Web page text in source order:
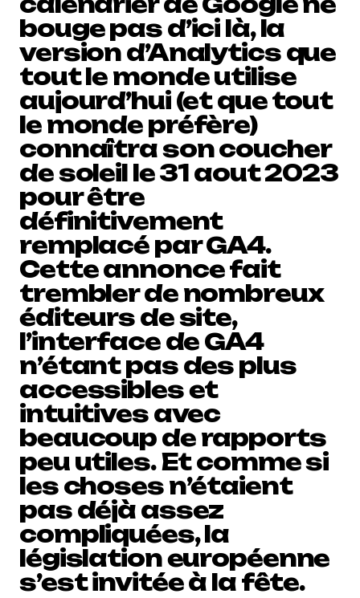
bouge pas d’ici là, la
version d’Analytics que
tout le monde utilise
aujourd’hui (et que tout
le monde préfère)
connaîtra son coucher
de soleil le 31 aout 2023
pour être
définitivement
remplacé par GA4.
Cette annonce fait
trembler de nombreux
éditeurs de site,
l’interface de GA4
n’étant pas des plus
accessibles et
intuitives avec
beaucoup de rapports
peu utiles. Et comme si
les choses n’étaient
pas déjà assez
compliquées, la
législation européenne
s’est invitée à la fête.